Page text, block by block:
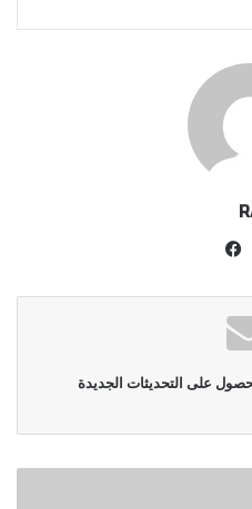
موقع
على التحديثات الجديدة